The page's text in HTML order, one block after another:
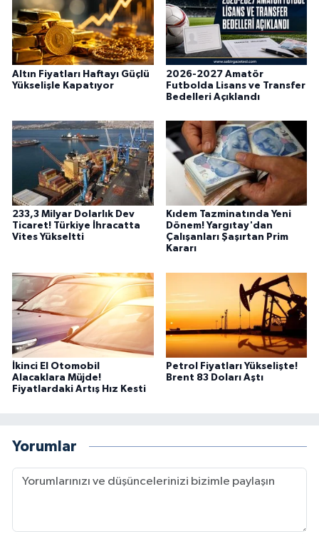
Altın Fiyatları Haftayı Güçlü
Yükselişle Kapatıyor
2026-2027 Amatör
Futbolda Lisans ve Transfer
Bedelleri Açıklandı
233,3 Milyar Dolarlık Dev
Ticaret! Türkiye İhracatta
Vites Yükseltti
Kıdem Tazminatında Yeni
Dönem! Yargıtay'dan
Çalışanları Şaşırtan Prim
Kararı
İkinci El Otomobil
Alacaklara Müjde!
Fiyatlardaki Artış Hız Kesti
Petrol Fiyatları Yükselişte!
Brent 83 Doları Aştı
Yorumlar